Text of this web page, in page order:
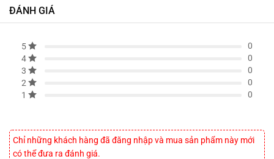
ĐÁNH GIÁ
5
0
4
0
3
0
2
0
1
0
Chỉ những khách hàng đã đăng nhập và mua sản phẩm này mới
có thể đưa ra đánh giá.